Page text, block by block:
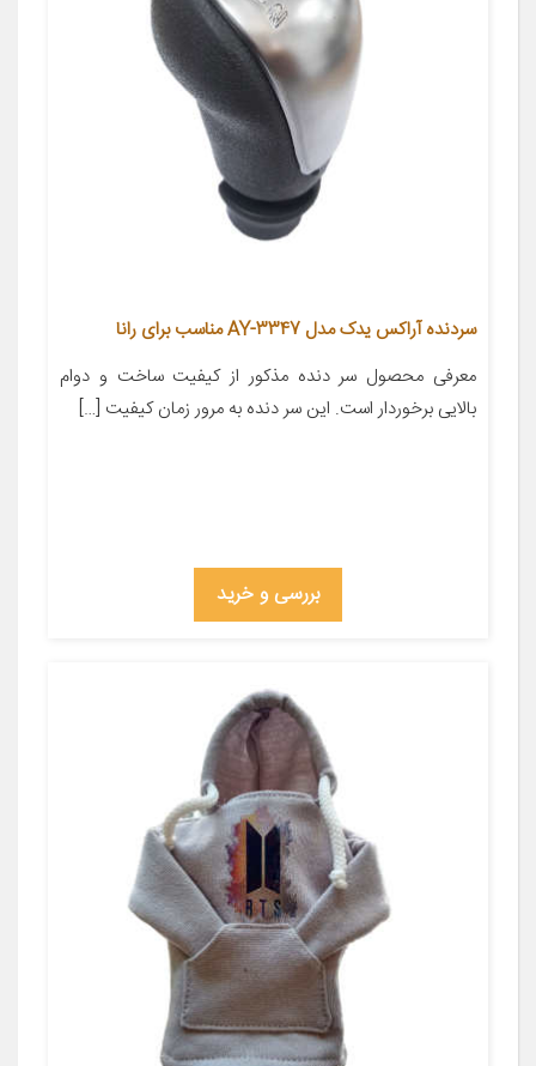
سردنده آراکس یدک مدل AY-3347 مناسب برای رانا
معرفی محصول سر دنده مذکور از کیفیت ساخت و دوام
بالایی برخوردار است. این سر دنده به مرور زمان کیفیت […]
بررسی و خرید